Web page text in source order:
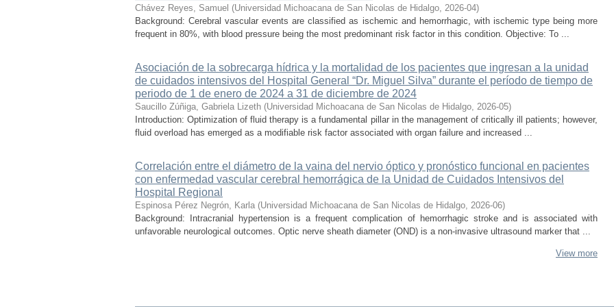
Chávez Reyes, Samuel (Universidad Michoacana de San Nicolas de Hidalgo, 2026-04)
Background: Cerebral vascular events are classified as ischemic and hemorrhagic, with ischemic type being more
frequent in 80%, with blood pressure being the most predominant risk factor in this condition. Objective: To ...
Asociación de la sobrecarga hídrica y la mortalidad de los pacientes que ingresan a la unidad
de cuidados intensivos del Hospital General “Dr. Miguel Silva” durante el período de tiempo de
periodo de 1 de enero de 2024 a 31 de diciembre de 2024
Saucillo Zúñiga, Gabriela Lizeth (Universidad Michoacana de San Nicolas de Hidalgo, 2026-05)
Introduction: Optimization of fluid therapy is a fundamental pillar in the management of critically ill patients; however,
fluid overload has emerged as a modifiable risk factor associated with organ failure and increased ...
Correlación entre el diámetro de la vaina del nervio óptico y pronóstico funcional en pacientes
con enfermedad vascular cerebral hemorrágica de la Unidad de Cuidados Intensivos del
Hospital Regional
Espinosa Pérez Negrón, Karla (Universidad Michoacana de San Nicolas de Hidalgo, 2026-06)
Background: Intracranial hypertension is a frequent complication of hemorrhagic stroke and is associated with
unfavorable neurological outcomes. Optic nerve sheath diameter (OND) is a non-invasive ultrasound marker that ...
View more